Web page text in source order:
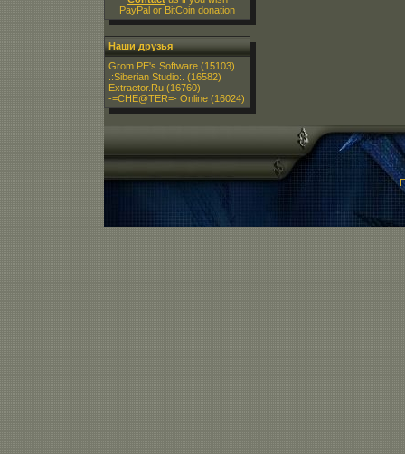
PayPal or BitCoin donation
Наши друзья
Grom PE's Software (15103)
.:Siberian Studio:. (16582)
Extractor.Ru (16760)
-=CHE@TER=- Online (16024)